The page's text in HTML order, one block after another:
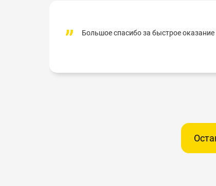
Большое спасибо за быстрое